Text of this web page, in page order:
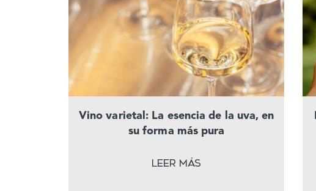
Vino varietal: La esencia de la uva, en
su forma más pura
Leer más